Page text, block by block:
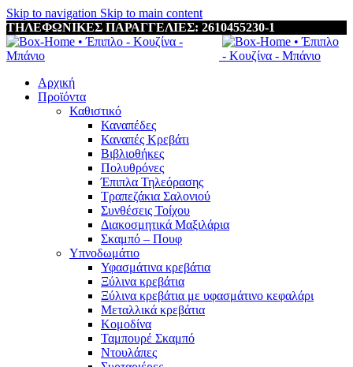
Skip to navigation Skip to main content
ΤΗΛΕΦΩΝΙΚΕΣ ΠΑΡΑΓΓΕΛΙΕΣ: 2610455230-1
Αρχική
Προϊόντα
Καθιστικό
Καναπέδες
Καναπές Κρεβάτι
Βιβλιοθήκες
Πολυθρόνες
Έπιπλα Τηλεόρασης
Τραπεζάκια Σαλονιού
Συνθέσεις Τοίχου
Διακοσμητικά Μαξιλάρια
Σκαμπό – Πουφ
Υπνοδωμάτιο
Υφασμάτινα κρεβάτια
Ξύλινα κρεβάτια
Ξύλινα κρεβάτια με υφασμάτινο κεφαλάρι
Mεταλλικά κρεβάτια
Κομοδίνα
Ταμπουρέ Σκαμπό
Ντουλάπες